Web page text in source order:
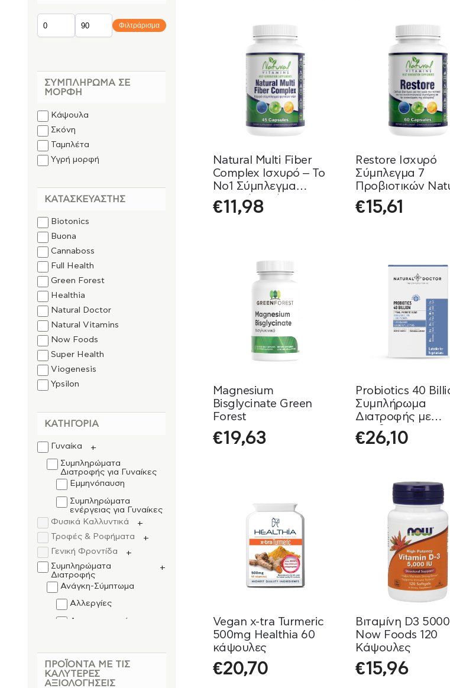
Natural Multi Fiber
Complex Ισχυρό – Το
Νο1 Σύμπλεγμα
Φυτικών Ινών Natural
Vitamins
€11,98
Restore Ισχυρό
Σύμπλεγμα 7
Προβιοτικών
Vitamins
€15,61
Magnesium
Bisglycinate Green
Forest
€19,63
Probiotics 40
Συμπλήρωμα
Διατροφής με
Προβιοτικά
Doctor 30
€26,10
Vegan x-tra Turmeric
500mg Healthia 60
κάψουλες
€20,70
Βιταμίνη D3
Now Foods 120
Κάψουλες
€15,96
Φιλτράρισμα
ΣΥΜΠΛΉΡΩΜΑ ΣΕ
ΜΟΡΦΉ
Κάψουλα
Σκόνη
Ταμπλέτα
Υγρή μορφή
ΚΑΤΑΣΚΕΥΑΣΤΉΣ
Biotonics
Buona
Cannaboss
Full Health
Green Forest
Healthia
Natural Doctor
Natural Vitamins
Now Foods
Super Health
Viogenesis
Ypsilon
ΚΑΤΗΓΟΡΊΑ
Γυναίκα
+
Συμπληρώματα
Διατροφής για Γυναίκες
Εμμηνόπαυση
Συμπληρώματα
ενέργειας για Γυναίκες
Φυσικά Καλλυντικά
+
Τροφές & Ροφήματα
+
Γενική Φροντίδα
+
Συμπληρώματα
Διατροφής
+
Ανάγκη-Σύμπτωμα
Αλλεργίες
Ανοσοποιητικό
Κρυολόγημα – Γρίπη
ΠΡΟΪΌΝΤΑ ΜΕ ΤΙΣ
ΚΑΛΎΤΕΡΕΣ
ΑΞΙΟΛΟΓΉΣΕΙΣ